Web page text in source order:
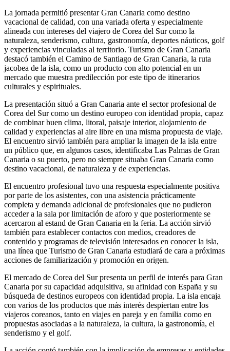
La jornada permitió presentar Gran Canaria como destino
vacacional de calidad, con una variada oferta y especialmente
alineada con intereses del viajero de Corea del Sur como la
naturaleza, senderismo, cultura, gastronomía, deportes náuticos, golf
y experiencias vinculadas al territorio. Turismo de Gran Canaria
destacó también el Camino de Santiago de Gran Canaria, la ruta
jacobea de la isla, como un producto con alto potencial en un
mercado que muestra predilección por este tipo de itinerarios
culturales y espirituales.
La presentación situó a Gran Canaria ante el sector profesional de
Corea del Sur como un destino europeo con identidad propia, capaz
de combinar buen clima, litoral, paisaje interior, alojamiento de
calidad y experiencias al aire libre en una misma propuesta de viaje.
El encuentro sirvió también para ampliar la imagen de la isla entre
un público que, en algunos casos, identificaba Las Palmas de Gran
Canaria o su puerto, pero no siempre situaba Gran Canaria como
destino vacacional, de naturaleza y de experiencias.
El encuentro profesional tuvo una respuesta especialmente positiva
por parte de los asistentes, con una asistencia prácticamente
completa y demanda adicional de profesionales que no pudieron
acceder a la sala por limitación de aforo y que posteriormente se
acercaron al estand de Gran Canaria en la feria. La acción sirvió
también para establecer contactos con medios, creadores de
contenido y programas de televisión interesados en conocer la isla,
una línea que Turismo de Gran Canaria estudiará de cara a próximas
acciones de familiarización y promoción en origen.
El mercado de Corea del Sur presenta un perfil de interés para Gran
Canaria por su capacidad adquisitiva, su afinidad con España y su
búsqueda de destinos europeos con identidad propia. La isla encaja
con varios de los productos que más interés despiertan entre los
viajeros coreanos, tanto en viajes en pareja y en familia como en
propuestas asociadas a la naturaleza, la cultura, la gastronomía, el
senderismo y el golf.